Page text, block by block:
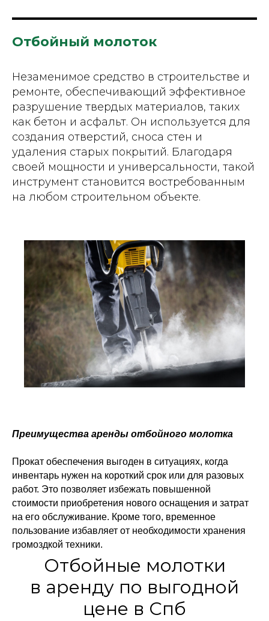
Отбойный молоток
Незаменимое средство в строительстве и
ремонте, обеспечивающий эффективное
разрушение твердых материалов, таких
как бетон и асфальт. Он используется для
создания отверстий, сноса стен и
удаления старых покрытий. Благодаря
своей мощности и универсальности, такой
инструмент становится востребованным
на любом строительном объекте.
Преимущества аренды отбойного молотка
Прокат обеспечения выгоден в ситуациях, когда
инвентарь нужен на короткий срок или для разовых
работ. Это позволяет избежать повышенной
стоимости приобретения нового оснащения и затрат
на его обслуживание. Кроме того, временное
пользование избавляет от необходимости хранения
громоздкой техники.
Отбойные молотки
в аренду по выгодной
цене в Спб